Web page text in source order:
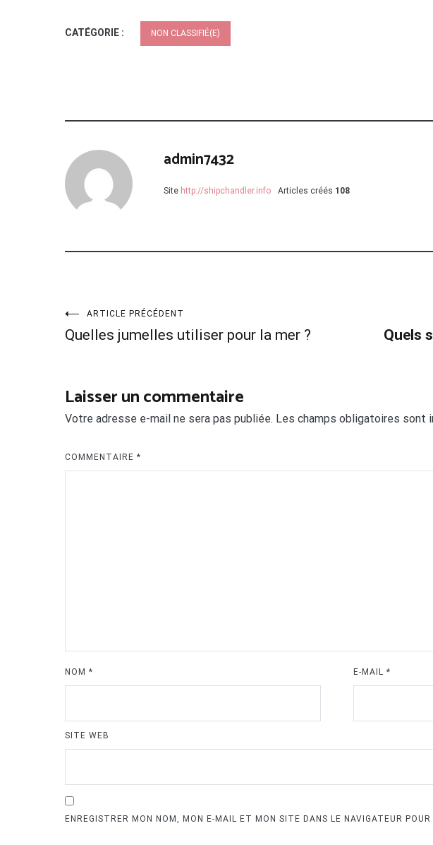
CATÉGORIE : NON CLASSIFIÉ(E)
admin7432
Site http://shipchandler.info Articles créés 108
Navigation
l’article
ARTICLE PRÉCÉDENT
Quelles jumelles utiliser pour la mer ? Quels
Laisser un commentaire
Votre adresse e-mail ne sera pas publiée. Les champs obligatoires sont
COMMENTAIRE *
NOM * E-MAIL*
SITE WEB
ENREGISTRER MON NOM, MON E-MAIL ET MON SITE DANS LE NAVIGATEUR